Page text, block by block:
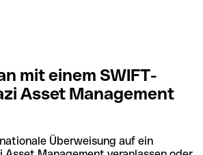
mit einem SWIFT-
Asset Management
Überweisung auf ein